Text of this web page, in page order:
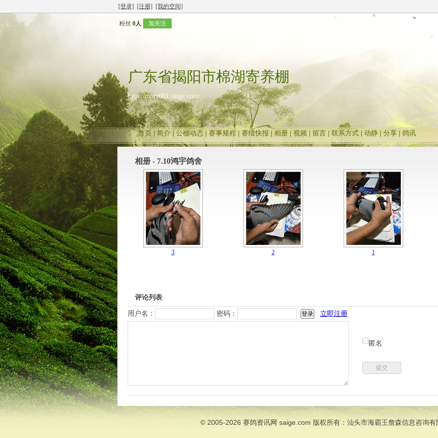
[登录] [注册] [我的空间]
粉丝 0人 加关注
广东省揭阳市棉湖寄养棚
http://mhty001.saige.com/
首页 | 简介 公棚动态 赛事规程 赛绩快报 相册 视频 留言 联系方式 动静 分享 鸽讯
相册 - 7.10鸿宇鸽舍
3 2 1
评论列表
用户名： 密码： 立即注册
匿名
© 2005-2026 赛鸽资讯网 saige.com 版权所有：汕头市海霸王詹森信息咨询有